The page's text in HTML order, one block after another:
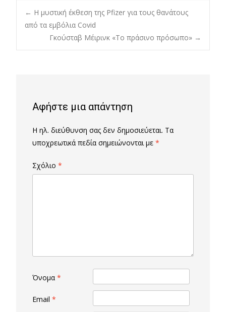
Post
navigation
← Η μυστική έκθεση της Pfizer για τους θανάτους
από τα εμβόλια Covid
Γκούσταβ Μέιρινκ «Το πράσινο πρόσωπο» →
Αφήστε μια απάντηση
Η ηλ. διεύθυνση σας δεν δημοσιεύεται. Τα
υποχρεωτικά πεδία σημειώνονται με *
Σχόλιο *
Όνομα *
Email *